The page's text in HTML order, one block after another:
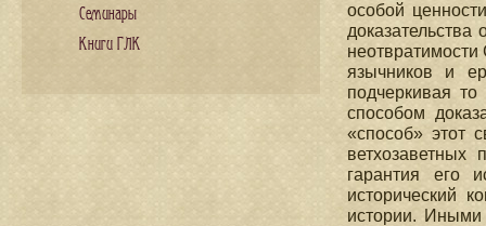
особой
неотвратимости
язычников и
подчеркивая
способом
«способ» этот
ветхозаветных
гарантия его
исторический
истории. Иными
Семинары
Книги ГЛК